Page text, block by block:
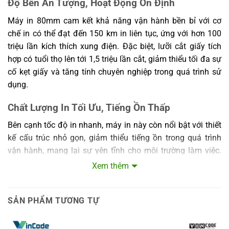
Độ Bền Ấn Tượng, Hoạt Động Ổn Định
Máy in 80mm cam kết khả năng vận hành bền bỉ với cơ
chế in có thể đạt đến 150 km in liên tục, ứng với hơn 100
triệu lần kích thích xung điện. Đặc biệt, lưỡi cắt giấy tích
hợp có tuổi thọ lên tới 1,5 triệu lần cắt, giảm thiểu tối đa sự
cố kẹt giấy và tăng tính chuyên nghiệp trong quá trình sử
dụng.
Chất Lượng In Tối Ưu, Tiếng Ồn Thấp
Bên cạnh tốc độ in nhanh, máy in này còn nổi bật với thiết
kế cấu trúc nhỏ gọn, giảm thiểu tiếng ồn trong quá trình
vận hành, mang lại sự yên tĩnh cho môi trường làm việc.
Động cơ kéo giấy lớn có khả năng kéo cuộn giấy đường
kẹt hay gián đoạn.
Tiêu Chuẩn RoHS – An Toàn Với Môi Trường
Xem thêm
SẢN PHẨM TƯƠNG TỰ